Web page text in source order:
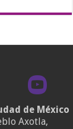
de México
Axotla,